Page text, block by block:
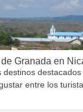
Granada en
entre los